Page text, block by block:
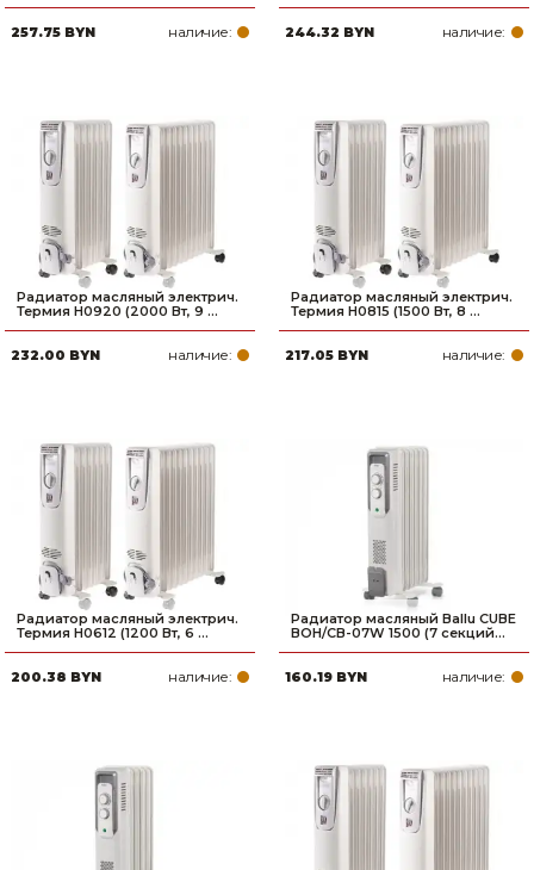
257.75 BYN наличие: 244.32 BYN наличие:
Радиатор масляный электрич.
Термия H0920 (2000 Вт, 9 ...
232.00 BYN наличие:
Радиатор масляный электрич.
Термия H0815 (1500 Вт, 8 ...
217.05 BYN наличие:
Радиатор масляный электрич.
Термия H0612 (1200 Вт, 6 ...
200.38 BYN наличие:
Радиатор масляный Ballu CUBE
BOH/CB-07W 1500 (7 секций...
160.19 BYN наличие: